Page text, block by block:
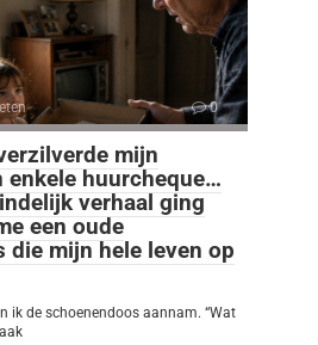
0
mijn
enkele huurcheque…
verhaal ging
een oude
die mijn hele leven op
ik de schoenendoos aannam. “Wat